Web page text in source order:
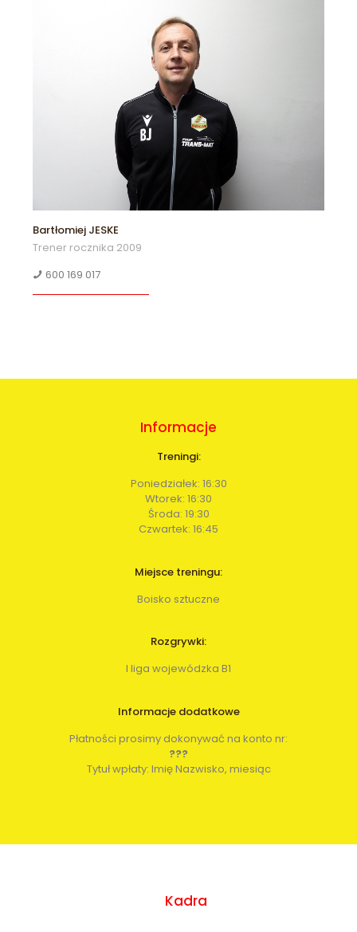
Bartłomiej JESKE
Trener rocznika 2009
600 169 017
Informacje
Treningi:
Poniedziałek: 16:30
Wtorek: 16:30
Środa: 19:30
Czwartek: 16:45
Miejsce treningu:
Boisko sztuczne
Rozgrywki:
I liga wojewódzka B1
Informacje dodatkowe
Płatności prosimy dokonywać na konto nr:
???
Tytuł wpłaty: Imię Nazwisko, miesiąc
Kadra